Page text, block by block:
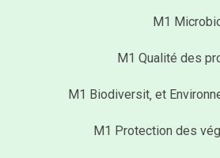
M1
M1 Qualité des
M1 Biodiversit‚ et
M1 Protection des